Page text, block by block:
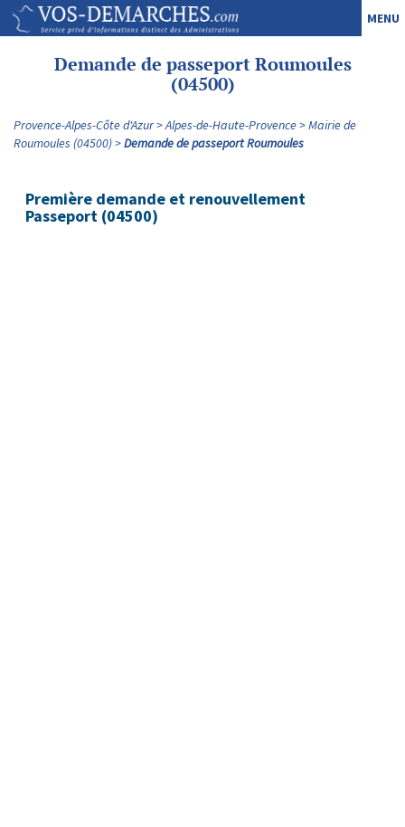
MENU
Demande de passeport Roumoules
(04500)
Provence-Alpes-Côte d'Azur Alpes-de-Haute-Provence
Mairie de
Roumoules (04500)
Demande de passeport Roumoules
Première demande et renouvellement
Passeport (04500)